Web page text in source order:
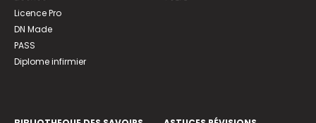
Licence Pro
DN Made
PASS
Diplome infirmier